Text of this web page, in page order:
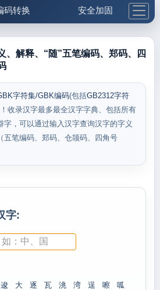
码转换 安全加固
活便民 更多工具
、解释、“随”五笔编码、郑码、四
字符集/GBK编码(包括GB2312字符
收录汉字最多最全汉字字典、包括所有
字，可以通过输入汉字查询汉字的字义
五笔编码、郑码、仓颉码、四角号
字:
逡 大 逐 瓦 洮 湾 逞 嚓
呱